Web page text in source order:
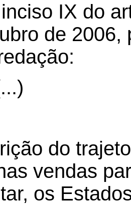
IX do
de
do
vendas
os